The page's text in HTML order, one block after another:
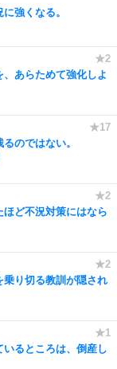
強くなる。
あらためて強化しよ
のではない。
ほど不況対策にはなら
乗り切る教訓が隠され
るところは、倒産し